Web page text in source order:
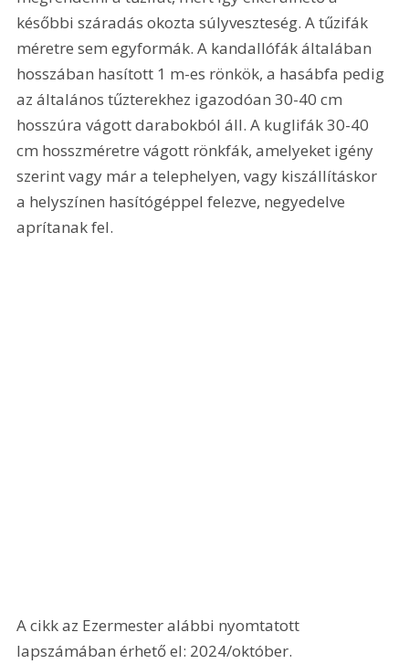
későbbi száradás okozta súlyveszteség. A tűzifák
méretre sem egyformák. A kandallófák általában
hosszában hasított 1 m-es rönkök, a hasábfa pedig
az általános tűzterekhez igazodóan 30-40 cm
hosszúra vágott darabokból áll. A kuglifák 30-40
cm hosszméretre vágott rönkfák, amelyeket igény
szerint vagy már a telephelyen, vagy kiszállításkor
a helyszínen hasítógéppel felezve, negyedelve
aprítanak fel.
A cikk az Ezermester alábbi nyomtatott
lapszámában érhető el: 2024/október.